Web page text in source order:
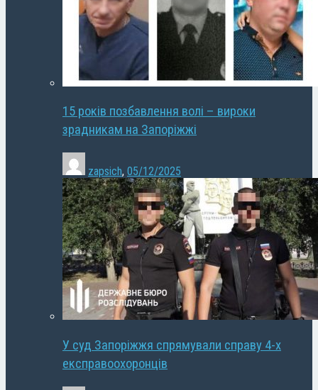
15 років позбавлення волі – вироки
зрадникам на Запоріжжі
zapsich, 05/12/2025
У суд Запоріжжя спрямували справу 4-х
експравоохоронців